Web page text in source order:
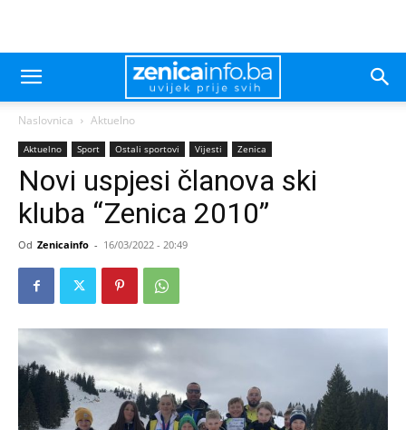
Naslovnica Aktuelno
Aktuelno Sport Ostali sportovi Vijesti Zenica
Novi uspjesi članova ski
kluba “Zenica 2010”
Od Zenicainfo - 16/03/2022 - 20:49